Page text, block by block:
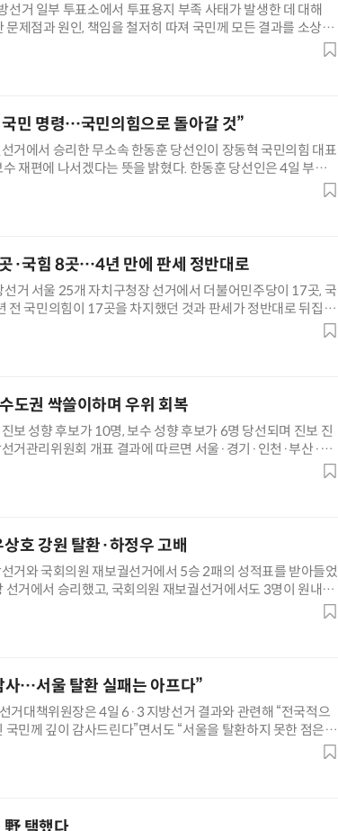
거 일부 투표소에서 투표용지 부족 사태가 발생한 데 대해
제점과 원인, 책임을 철저히 따져 국민께 모든 결과를 소상히
는 4일 보도자료를 내고 “투표지 부족 사태 원인 파악과 재발
민 명령…국민의힘으로 돌아갈 것”
거에서 승리한 무소속 한동훈 당선인이 장동혁 국민의힘 대표
재편에 나서겠다는 뜻을 밝혔다. 한동훈 당선인은 4일 부산
열고 “지금 국민의힘을 대표하는 것처럼 비치는 당권파의 언
·국힘 8곳…4년 만에 판세 정반대로
거 서울 25개 자치구청장 선거에서 더불어민주당이 17곳, 국
전 국민의힘이 17곳을 차지했던 것과 판세가 정반대로 뒤집어
표 상황(개표율 99.7%)에 따르면 민주당은 서울 25개 자치구
도권 싹쓸이하며 우위 회복
보 성향 후보가 10명, 보수 성향 후보가 6명 당선되며 진보 진
거관리위원회 개표 결과에 따르면 서울·경기·인천·부산·울
서 진보 성향 후보가 승리했다. 대구·경북·충북·세종·대전·
호 강원 탈환·하정우 고배
거와 국회의원 재보궐선거에서 5승 2패의 성적표를 받아들었
선거에서 승리했고, 국회의원 재보궐선거에서도 3명이 원내에
시장 선거에서는 고배를 마셨다. 우상호 전 정무수석은 강원지
사…서울 탈환 실패는 아프다”
거대책위원장은 4일 6·3 지방선거 결과와 관련해 “전국적으
민께 깊이 감사드린다”면서도 “서울을 탈환하지 못한 점은
날 국회에서 기자회견을 열고 “국민의 현명한 선택에 감사드